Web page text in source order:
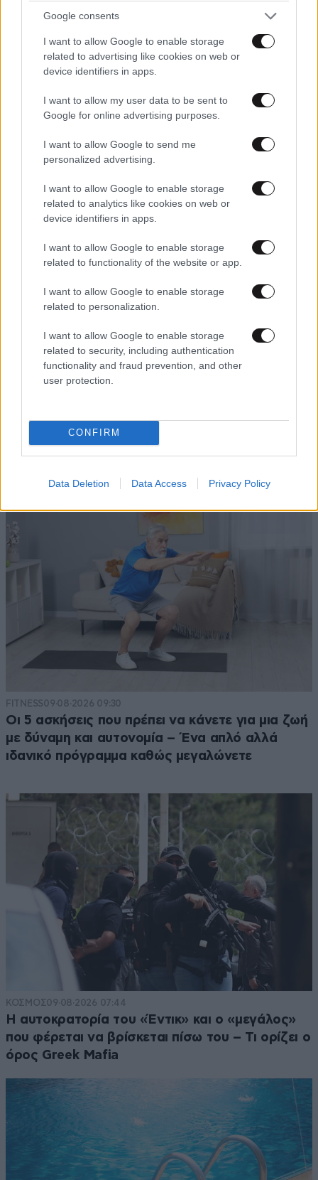
Google consents
I want to allow Google to enable storage
related to advertising like cookies on web or
device identifiers in apps.
I want to allow my user data to be sent to
Google for online advertising purposes.
I want to allow Google to send me
personalized advertising.
I want to allow Google to enable storage
related to analytics like cookies on web or
device identifiers in apps.
I want to allow Google to enable storage
related to functionality of the website or app.
I want to allow Google to enable storage
related to personalization.
I want to allow Google to enable storage
related to security, including authentication
functionality and fraud prevention, and other
user protection.
CONFIRM
Data Deletion Data Access Privacy Policy
FITNESS09·08·2026 09:30
Οι 5 ασκήσεις που πρέπει να κάνετε για μια ζωή
με δύναμη και αυτονομία – Ένα απλό αλλά
ιδανικό πρόγραμμα καθώς μεγαλώνετε
ΚΟΣΜΟΣ09·08·2026 07:44
Η αυτοκρατορία του «Έντικ» και ο «μεγάλος»
που φέρεται να βρίσκεται πίσω του – Τι ορίζει ο
όρος Greek Mafia